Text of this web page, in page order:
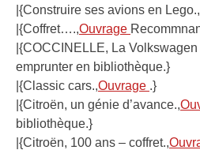
|{Construire ses avions en Lego.,
|{Coffret….,Ouvrage
|{COCCINELLE, La
emprunter en bibliothèque.}
|{Classic cars.,Ouvrage .}
|{Citroën, un génie d’avance.,
bibliothèque.}
|{Citroën, 100 ans – coffret.,